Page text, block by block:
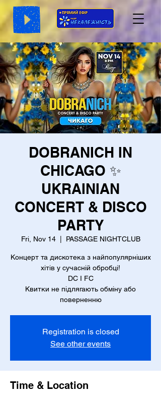
DOBRANICH IN
CHICAGO ✨
UKRAINIAN
CONCERT & DISCO
PARTY
Fri, Nov 14
  |
PASSAGE NIGHTCLUB
Концерт та дискотека з найпопулярніших
хітів у сучасній обробці!
DC I FC
Квитки не підлягають обміну або
поверненню
Registration is closed
See other events
Time & Location